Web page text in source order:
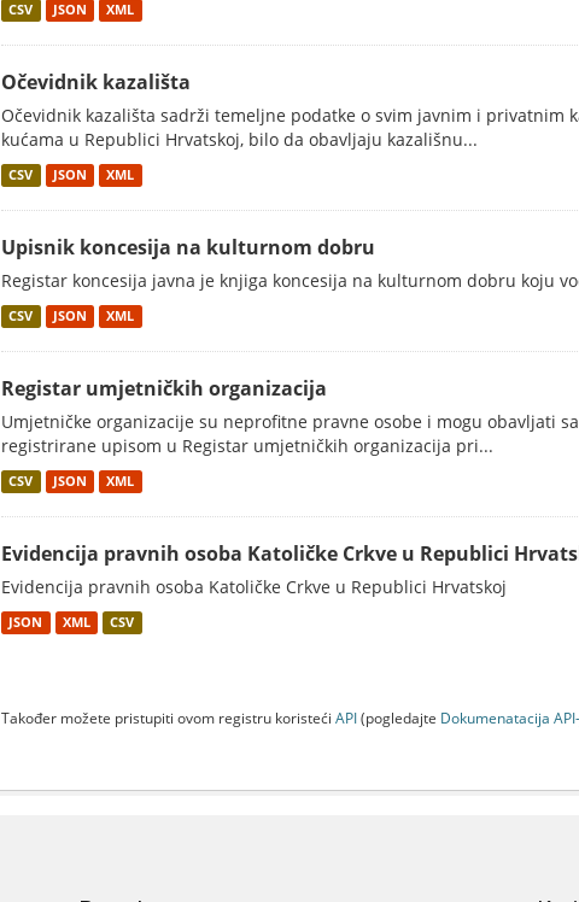
CSV JSON XML
Očevidnik kazališta
Očevidnik kazališta sadrži temeljne podatke o svim javnim i privatnim
kućama u Republici Hrvatskoj, bilo da obavljaju kazališnu...
CSV JSON XML
Upisnik koncesija na kulturnom dobru
Registar koncesija javna je knjiga koncesija na kulturnom dobru koju
CSV JSON XML
Registar umjetničkih organizacija
Umjetničke organizacije su neprofitne pravne osobe i mogu obavljati
registrirane upisom u Registar umjetničkih organizacija pri...
CSV JSON XML
Evidencija pravnih osoba Katoličke Crkve u Republici
Evidencija pravnih osoba Katoličke Crkve u Republici Hrvatskoj
JSON XML CSV
Također možete pristupiti ovom registru koristeći API(pogledajte Dokumenаtаcijа